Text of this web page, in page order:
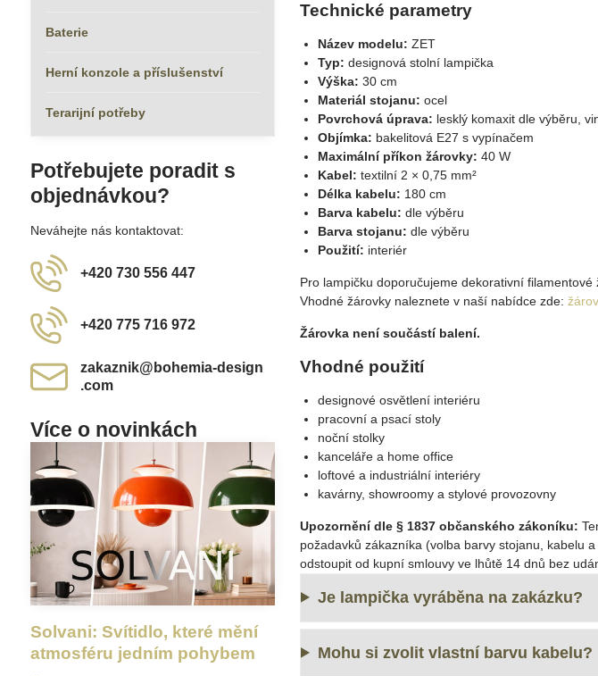
Technické parametry
Název modelu: ZET
Typ: designová stolní lampička
Výška: 30 cm
Materiál stojanu: ocel
Povrchová úprava: lesklý komaxit dle výběru,
Objímka: bakelitová E27 s vypínačem
Maximální příkon žárovky: 40 W
Kabel: textilní 2 × 0,75 mm²
Délka kabelu: 180 cm
Barva kabelu: dle výběru
Barva stojanu: dle výběru
Použití: interiér
Pro lampičku doporučujeme dekorativní
Vhodné žárovky naleznete v naší nabídce zde:
Žárovka není součástí balení.
Vhodné použití
designové osvětlení interiéru
pracovní a psací stoly
noční stolky
kanceláře a home office
loftové a industriální interiéry
kavárny, showroomy a stylové provozovny
Upozornění dle § 1837 občanského zákoníku:
požadavků zákazníka (volba barvy stojanu, kabelu
odstoupit od kupní smlouvy ve lhůtě 14 dnů bez
Je lampička vyráběna na zakázku?
Mohu si zvolit vlastní barvu kabelu?
Baterie
Herní konzole a příslušenství
Terarijní potřeby
Potřebujete poradit s
objednávkou?
Neváhejte nás kontaktovat:
+420 730 556 447
+420 775 716 972
zakaznik​@bohemia-design​
.com
Více o novinkách
Solvani: Svítidlo, které mění
atmosféru jedním pohybem